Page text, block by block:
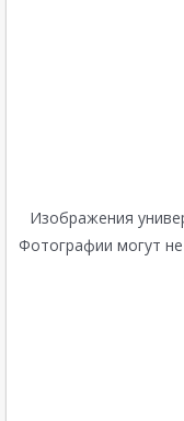
Изображения
Фотографии могут